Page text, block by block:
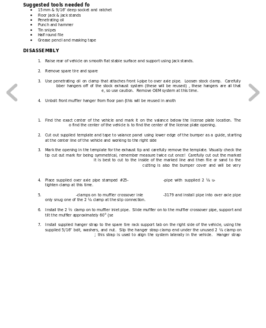
Suggested tools needed fo
• 15 mm & 9/16” deep socket and ratchet
• Floor jack & jack stands
• Penetrating oil
• Punch and hammer
• Tin snipes
• Half round file
• Grease pencil and masking tape
DISASSEMBLY
1. Raise rear of vehicle on smooth flat stable surface and support using jack stands.
2.
Remove spare tire and spare
3.
Use penetrating oil on clamp that attaches front I-pipe to over axle pipe.  Loosen stock clamp.  Carefully
bber hangers off of the stock exhaust system (these will be reused) , these hangers are all that
e, so use caution.  Remove OEM system at this time.
4.
Unbolt front muffler hanger from floor pan (this will be reused in anoth
1. Find the exact center of the vehicle and mark it on the valance below the license plate location. The
o find the center of the vehicle is to find the center of the license plate opening.
2.
Cut out supplied template and tape to valance panel using lower edge of the bumper as a guide, starting
at the center line of the vehicle and working to the right side
3.
Mark the opening in the template for the exhaust tip and carefully remove the template. Visually check the
tip cut out mark for being symmetrical, remember measure twice cut once!  Carefully cut out the marked
it is best to cut to the inside of the marked line and then file or sand to the
cutting is also the bumper cover and will be very
4. Place supplied over axle pipe stamped #25- -pipe with supplied 2 ¼ u-
tighten clamp at this time.
5.
-clamps on to muffler crossover inle -3179 and install pipe into over axle pipe
only snug one of the 2 ¼ clamp at the slip connection.
6.
Install the 2 ½ clamp on to muffler inlet pipe.  Slide muffler on to the muffler crossover pipe, support and
tilt the muffler approximately 60° (se
7.
Install supplied hanger strap to the spare tire rack support tab on the right side of the vehicle, using the
supplied 5/16” bolt, washers, and nut.  Slip the hanger strap clamp end under the unused 2 ¼ clamp on
; this strap is used to align the system laterally in the vehicle.  Hanger strap